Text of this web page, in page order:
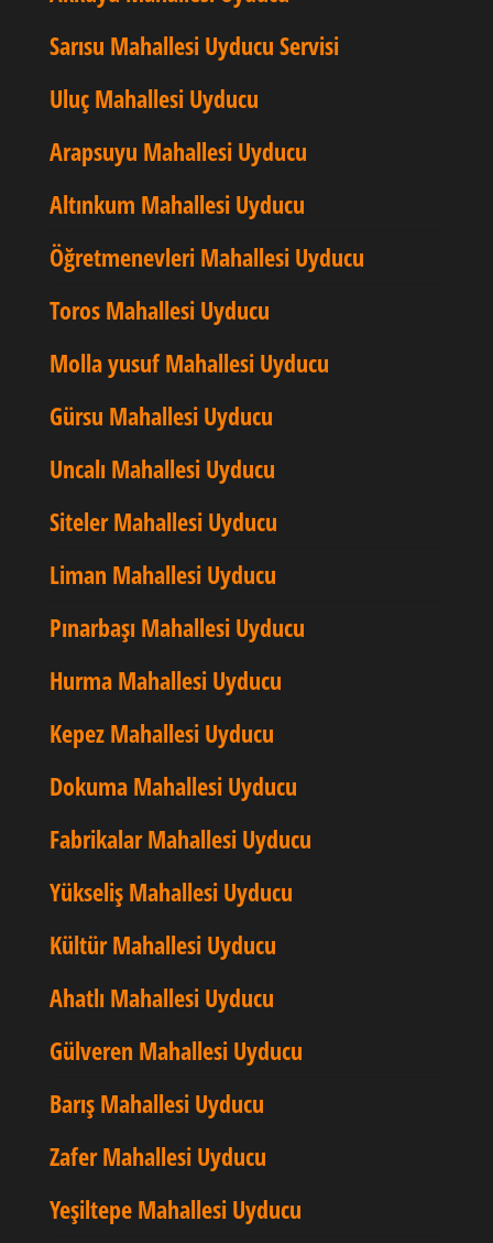
Sarısu Mahallesi Uyducu Servisi
Uluç Mahallesi Uyducu
Arapsuyu Mahallesi Uyducu
Altınkum Mahallesi Uyducu
Öğretmenevleri Mahallesi Uyducu
Toros Mahallesi Uyducu
Molla yusuf Mahallesi Uyducu
Gürsu Mahallesi Uyducu
Uncalı Mahallesi Uyducu
Siteler Mahallesi Uyducu
Liman Mahallesi Uyducu
Pınarbaşı Mahallesi Uyducu
Hurma Mahallesi Uyducu
Kepez Mahallesi Uyducu
Dokuma Mahallesi Uyducu
Fabrikalar Mahallesi Uyducu
Yükseliş Mahallesi Uyducu
Kültür Mahallesi Uyducu
Ahatlı Mahallesi Uyducu
Gülveren Mahallesi Uyducu
Barış Mahallesi Uyducu
Zafer Mahallesi Uyducu
Yeşiltepe Mahallesi Uyducu